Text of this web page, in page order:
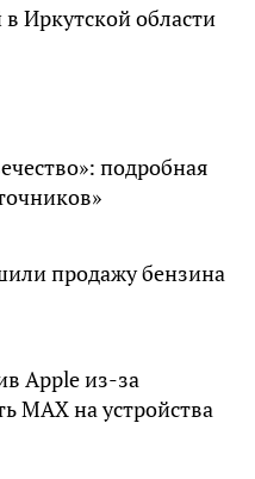
Иркутской области
подробная
продажу бензина
Apple из-за
MAX на устройства